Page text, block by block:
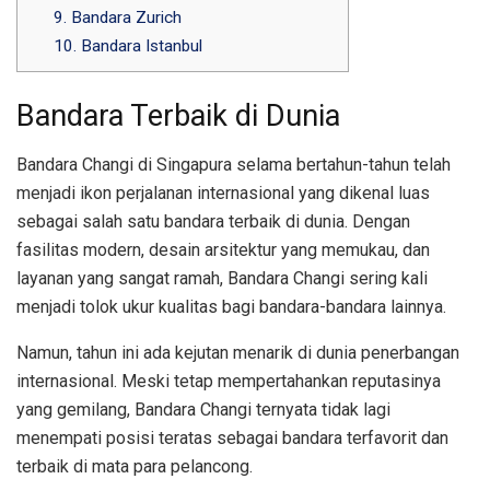
9. Bandara Zurich
10. Bandara Istanbul
Bandara Terbaik di Dunia
Bandara Changi di Singapura selama bertahun-tahun telah
menjadi ikon perjalanan internasional yang dikenal luas
sebagai salah satu bandara terbaik di dunia. Dengan
fasilitas modern, desain arsitektur yang memukau, dan
layanan yang sangat ramah, Bandara Changi sering kali
menjadi tolok ukur kualitas bagi bandara-bandara lainnya.
Namun, tahun ini ada kejutan menarik di dunia penerbangan
internasional. Meski tetap mempertahankan reputasinya
yang gemilang, Bandara Changi ternyata tidak lagi
menempati posisi teratas sebagai bandara terfavorit dan
terbaik di mata para pelancong.